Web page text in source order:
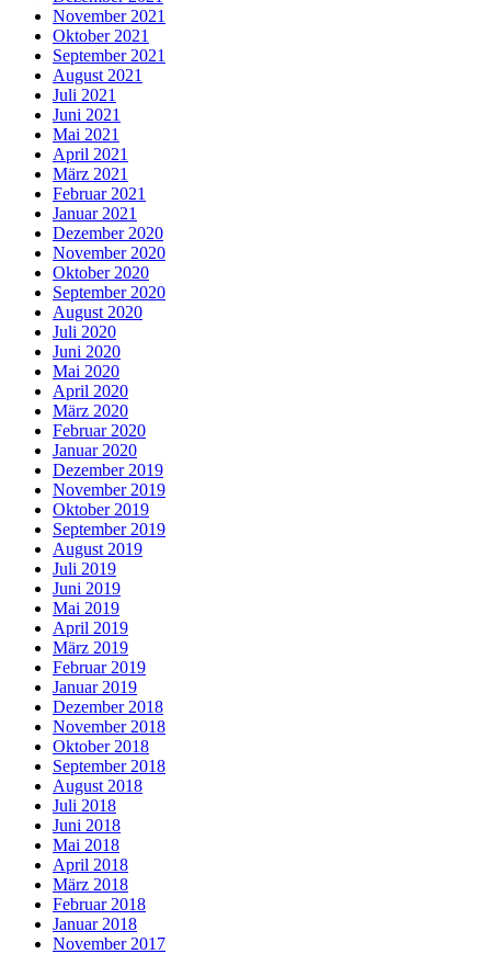
November 2021
Oktober 2021
September 2021
August 2021
Juli 2021
Juni 2021
Mai 2021
April 2021
März 2021
Februar 2021
Januar 2021
Dezember 2020
November 2020
Oktober 2020
September 2020
August 2020
Juli 2020
Juni 2020
Mai 2020
April 2020
März 2020
Februar 2020
Januar 2020
Dezember 2019
November 2019
Oktober 2019
September 2019
August 2019
Juli 2019
Juni 2019
Mai 2019
April 2019
März 2019
Februar 2019
Januar 2019
Dezember 2018
November 2018
Oktober 2018
September 2018
August 2018
Juli 2018
Juni 2018
Mai 2018
April 2018
März 2018
Februar 2018
Januar 2018
November 2017